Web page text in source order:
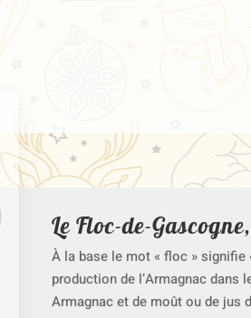
Le Floc-de-
Àla base le mot « floc » signifie
production de l’Armagnac dans
Armagnac et de moût ou de jus